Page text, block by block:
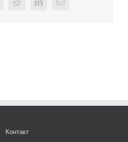
Reddit LinkedInEmail
Контакт